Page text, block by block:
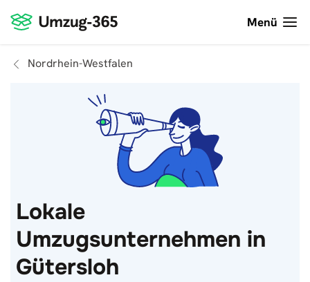
Menü
Nordrhein-Westfalen
Lokale
Umzugsunternehmen in
Gütersloh